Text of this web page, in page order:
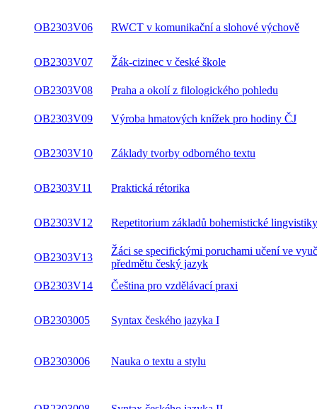
OB2303V06 RWCT v komunikační a slohové výchově
OB2303V07 Žák-cizinec v české škole
OB2303V08 Praha a okolí z filologického pohledu
OB2303V09 Výroba hmatových knížek pro hodiny ČJ
OB2303V10 Základy tvorby odborného textu
OB2303V11 Praktická rétorika
OB2303V12 Repetitorium základů bohemistické lingvistiky
OB2303V13
Žáci se specifickými poruchami učení ve
předmětu český jazyk
OB2303V14
Čeština pro vzdělávací praxi
OB2303005 Syntax českého jazyka I
OB2303006 Nauka o textu a stylu